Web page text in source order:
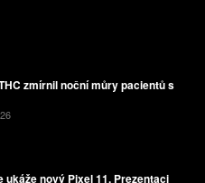
zmírnil noční můry pacientů s
ukáže nový Pixel 11. Prezentaci